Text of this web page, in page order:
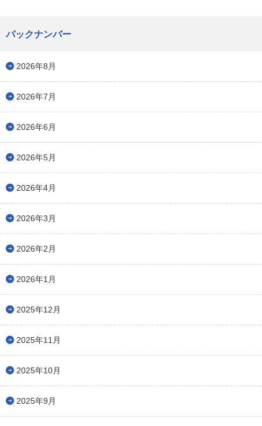
バックナンバー
2026年8月
2026年7月
2026年6月
2026年5月
2026年4月
2026年3月
2026年2月
2026年1月
2025年12月
2025年11月
2025年10月
2025年9月